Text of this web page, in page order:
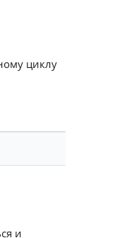
циклу
и